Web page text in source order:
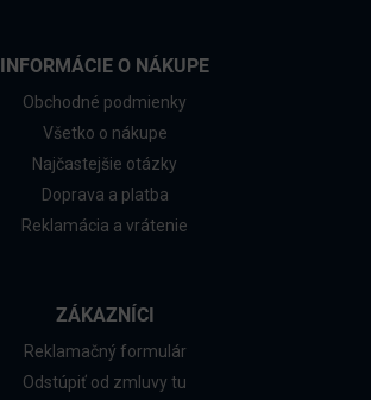
INFORMÁCIE O NÁKUPE
Obchodné podmienky
Všetko o nákupe
Najčastejšie otázky
Doprava a platba
Reklamácia a vrátenie
ZÁKAZNÍCI
Reklamačný formulár
Odstúpiť od zmluvy tu